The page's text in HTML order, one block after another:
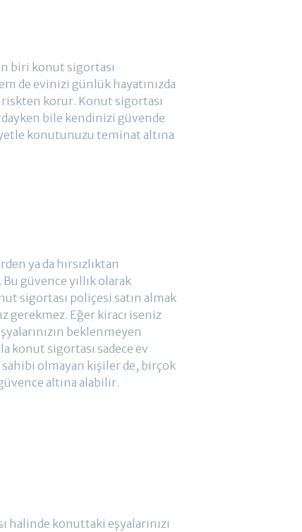
biri konut sigortası
de evinizi günlük hayatınızda
korur. Konut sigortası
bile kendinizi güvende
konutunuzu teminat altına
ya da hırsızlıktan
güvence yıllık olarak
sigortası poliçesi satın almak
Eğer kiracı iseniz
beklenmeyen
konut sigortası sadece ev
olmayan kişiler de, birçok
altına alabilir.
konuttaki eşyalarınızı